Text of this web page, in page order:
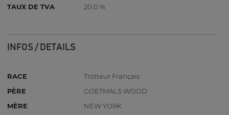
TAUX DE TVA 20.0 %
INFOS / DETAILS
RACE
Trotteur Français
PÈRE
GOETMALS WOOD
MÈRE
NEW YORK